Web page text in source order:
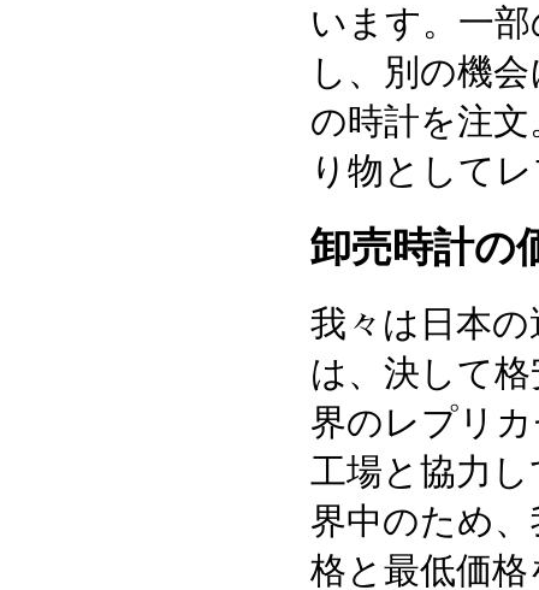
います。一
し、別の機
の時計を注
り物として
卸売時計の
我々は日本
は、決して
界のレプリ
工場と協力
界中のため
格と最低価